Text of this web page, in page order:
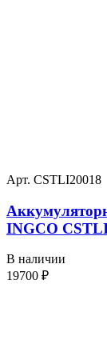
Арт. CSTLI20018
INGCO
В наличии
19700 ₽